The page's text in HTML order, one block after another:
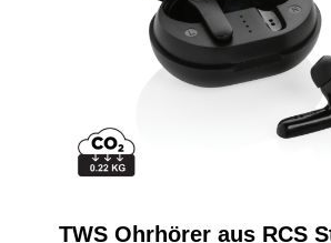
TWS Ohrhörer aus RCS